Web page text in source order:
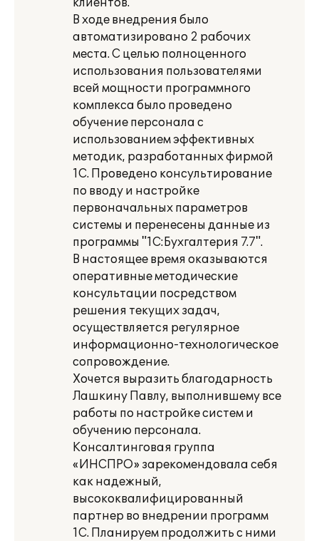
клиентов.
В ходе внедрения было
автоматизировано 2 рабочих
места. С целью полноценного
использования пользователями
всей мощности программного
комплекса было проведено
обучение персонала с
использованием эффективных
методик, разработанных фирмой
1С. Проведено консультирование
по вводу и настройке
первоначальных параметров
системы и перенесены данные из
программы "1С:Бухгалтерия 7.7".
В настоящее время оказываются
оперативные методические
консультации посредством
решения текущих задач,
осуществляется регулярное
информационно-технологическое
сопровождение.
Хочется выразить благодарность
Лашкину Павлу, выполнившему все
работы по настройке систем и
обучению персонала.
Консалтинговая группа
«ИНСПРО» зарекомендовала себя
как надежный,
высококвалифицированный
партнер во внедрении программ
1С. Планируем продолжить с ними